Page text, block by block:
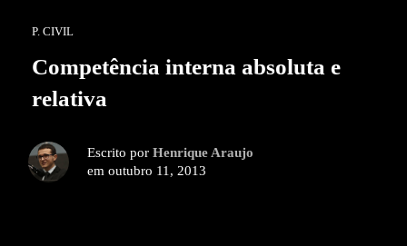
P. CIVIL
Competência interna absoluta e
relativa
Escrito por Henrique Araujo
em outubro 11, 2013